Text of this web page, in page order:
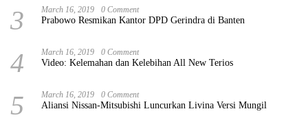
3 March 16, 2019 0 Comment
Prabowo Resmikan Kantor DPD Gerindra di Banten
4 March 16, 2019 0 Comment
Video: Kelemahan dan Kelebihan All New Terios
5 March 16, 2019 0 Comment
Aliansi Nissan-Mitsubishi Luncurkan Livina Versi Mungil